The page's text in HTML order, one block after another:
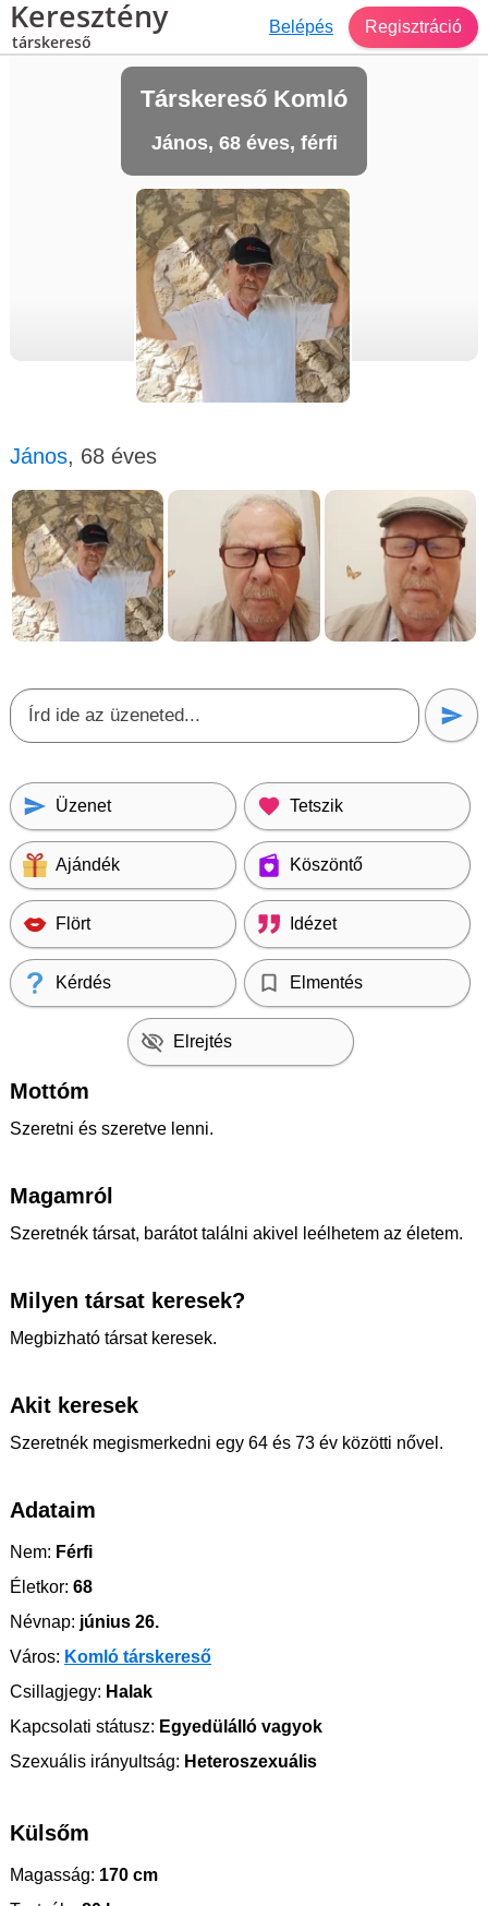
Keresztény
társkereső
Belépés Regisztráció
Társkereső Komló
János, 68 éves, férfi
János, 68 éves
Üzenet Tetszik
Ajándék Köszöntő
Flört Idézet
Kérdés Elmentés
Elrejtés
Mottóm
Szeretni és szeretve lenni.
Magamról
Szeretnék társat, barátot találni akivel leélhetem az életem.
Milyen társat keresek?
Megbizható társat keresek.
Akit keresek
Szeretnék megismerkedni egy 64 és 73 év közötti nővel.
Adataim
Nem: Férfi
Életkor: 68
Névnap: június 26.
Város: Komló társkereső
Csillagjegy: Halak
Kapcsolati státusz: Egyedülálló vagyok
Szexuális irányultság: Heteroszexuális
Külsőm
Magasság: 170 cm